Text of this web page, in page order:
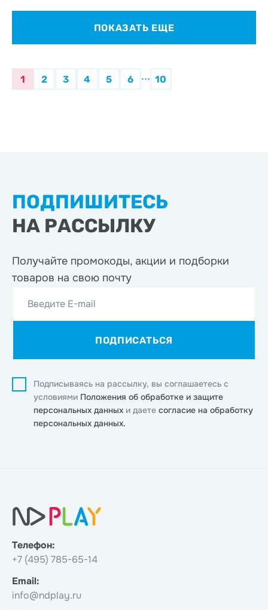
ПОКАЗАТЬ ЕЩЕ
1 2 3 4 5 6 ... 10
ПОДПИШИТЕСЬ
НА РАССЫЛКУ
Получайте промокоды, акции и подборки
товаров на свою почту
Введите E-mail
ПОДПИСАТЬСЯ
Подписываясь на рассылку, вы соглашаетесь с
условиями Положения об обработке и защите
персональных данных и даете согласие на обработку
персональных данных.
Телефон:
+7 (495) 785-65-14
Email:
info@ndplay.ru